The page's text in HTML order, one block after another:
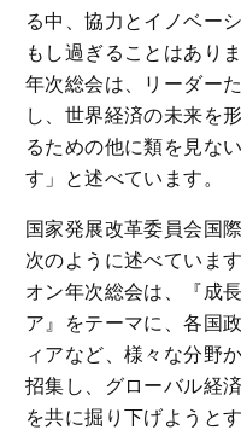
る中、協力とイノベー
もし過ぎることはあり
年次総会は、リーダー
し、世界経済の未来を
るための他に類を見な
す」と述べています。
国家発展改革委員会国
次のように述べていま
オン年次総会は、『成
ア』をテーマに、各国
ィアなど、様々な分野
招集し、グローバル経
を共に掘り下げようと